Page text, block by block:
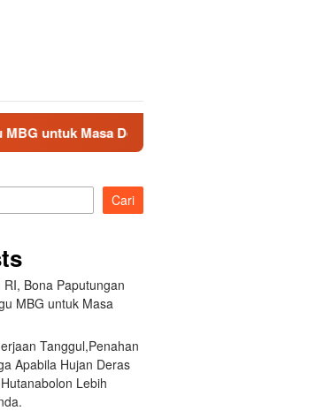
Masa Depan Anak Bangsa
Cari
Bona Paputungan
MBG untuk Masa
Tanggul,Penahan
Apabila Hujan Deras
Lebih